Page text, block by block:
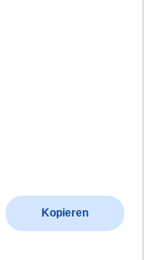
Kopieren